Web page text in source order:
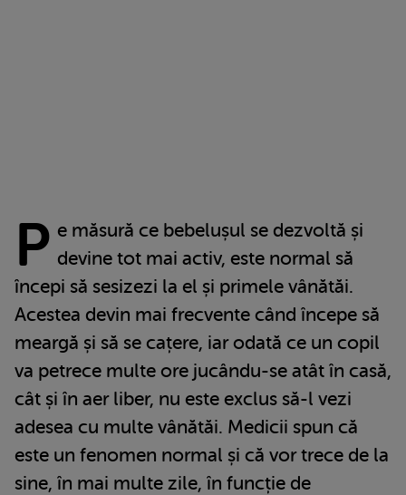
P e măsură ce bebelușul se dezvoltă și
devine tot mai activ, este normal să
începi să sesizezi la el și primele vânătăi.
Acestea devin mai frecvente când începe să
meargă și să se cațere, iar odată ce un copil
va petrece multe ore jucându-se atât în casă,
cât și în aer liber, nu este exclus să-l vezi
adesea cu multe vânătăi. Medicii spun că
este un fenomen normal și că vor trece de la
sine, în mai multe zile, în funcție de